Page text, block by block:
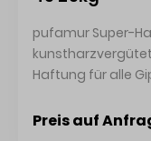
pufamur Super-
Haftung für alle
Gipsfaserplatten
anwendbar auf
Preis auf